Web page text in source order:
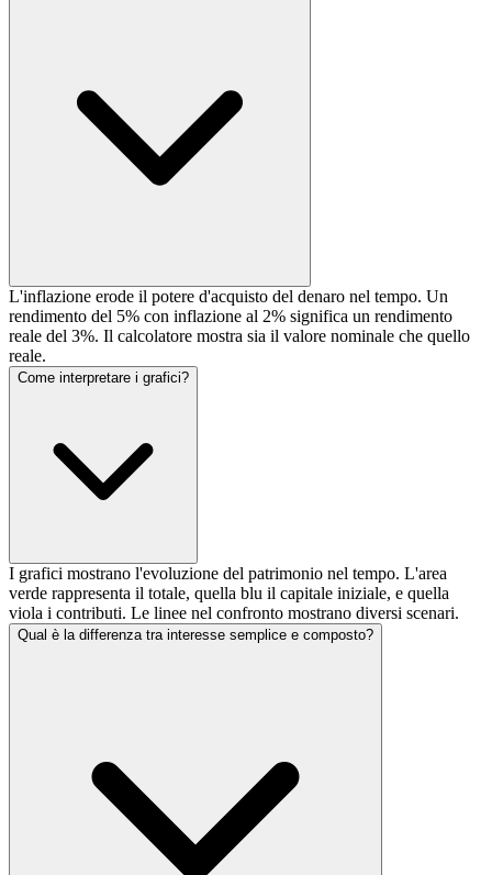
L'inflazione erode il potere d'acquisto del denaro nel tempo. Un
rendimento del 5% con inflazione al 2% significa un rendimento
reale del 3%. Il calcolatore mostra sia il valore nominale che quello
reale.
Come interpretare i grafici?
I grafici mostrano l'evoluzione del patrimonio nel tempo. L'area
verde rappresenta il totale, quella blu il capitale iniziale, e quella
viola i contributi. Le linee nel confronto mostrano diversi scenari.
Qual è la differenza tra interesse semplice e composto?